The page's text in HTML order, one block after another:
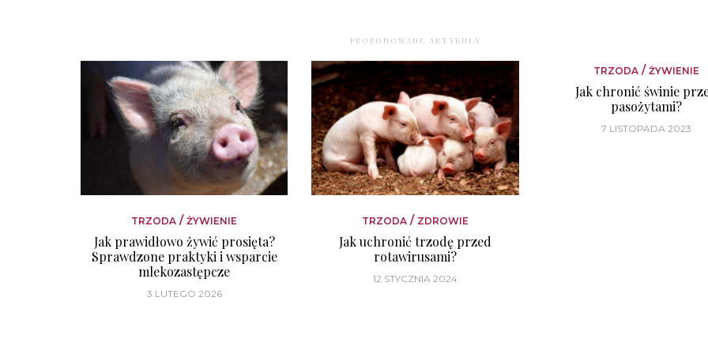
PROPONOWANE ARTYKUŁY
TRZODA /ŻYWIENIE
Jak prawidłowo żywić prosięta?
Sprawdzone praktyki i wsparcie
mlekozastępcze
3 LUTEGO 2026
TRZODA / ZDROWIE
Jak uchronić trzodę przed
rotawirusami?
12 STYCZNIA 2024
TRZODA /ŻYWIENIE
Jak chronić świnie
pasożytami?
7 LISTOPADA 2023